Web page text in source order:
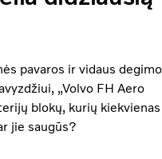
pavaros ir vidaus degimo
„Volvo FH Aero
blokų, kurių kiekvienas
jie saugūs?